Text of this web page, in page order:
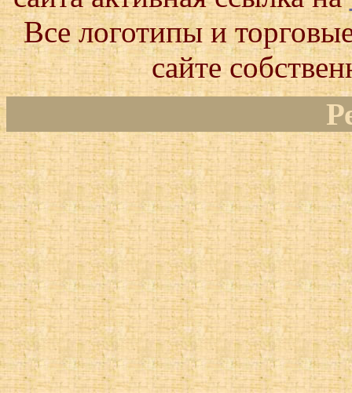
Все логотипы и
сайте